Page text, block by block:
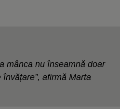
mânca nu înseamnă doar
afirmă Marta